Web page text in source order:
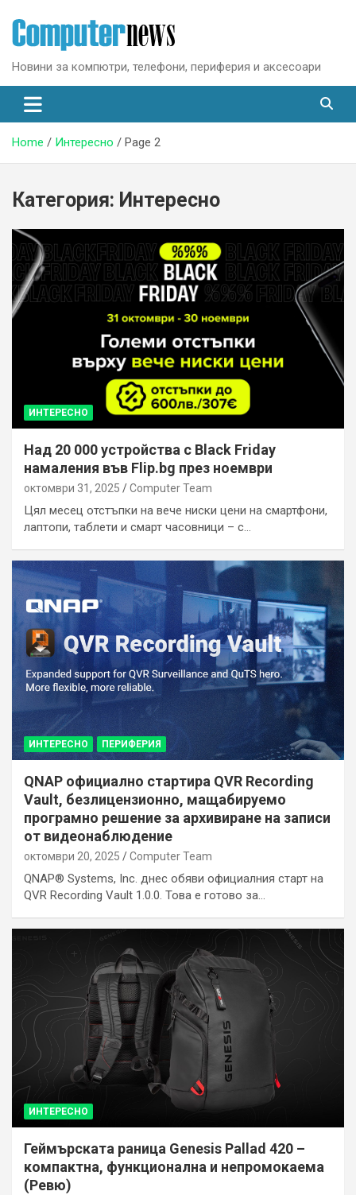
content
Новини за компютри, телефони, периферия и аксесоари
Home Интересно Page 2
Категория: Интересно
ИНТЕРЕСНО
Над 20 000 устройства с Black Friday
намаления във Flip.bg през ноември
октомври 31, 2025 Computer Team
Цял месец отстъпки на вече ниски цени на смартфони,
лаптопи, таблети и смарт часовници – с…
ИНТЕРЕСНО ПЕРИФЕРИЯ
QNAP официално стартира QVR Recording
Vault, безлицензионно, мащабируемо
програмно решение за архивиране на записи
от видеонаблюдение
октомври 20, 2025 Computer Team
QNAP® Systems, Inc. днес обяви официалния старт на
QVR Recording Vault 1.0.0. Това е готово за…
ИНТЕРЕСНО
Геймърската раница Genesis Pallad 420 –
компактна, функционална и непромокаема
(Ревю)